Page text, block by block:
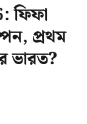
ফিফা
প্রথম
ভারত?